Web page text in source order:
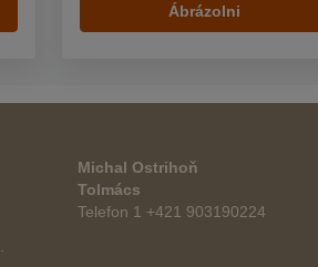
Ábrázolni
Michal Ostrihoň
Tolmács
Telefon 1 +421 903190224